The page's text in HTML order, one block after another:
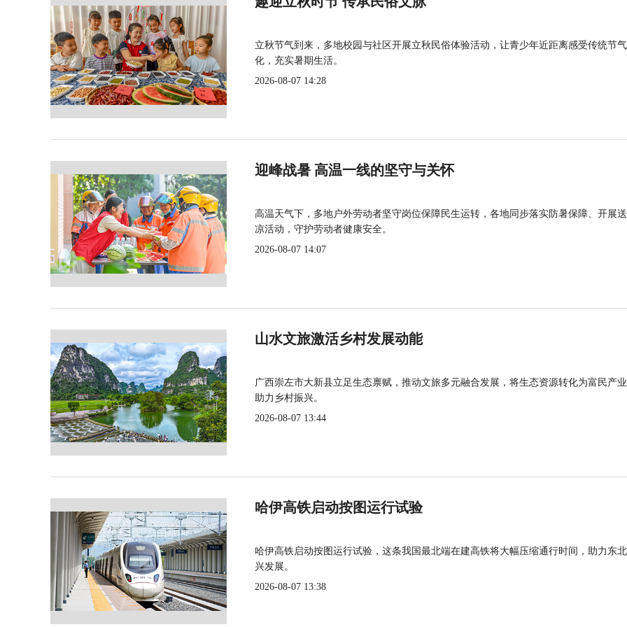
立秋节气到来，多地校园与社区开展立秋民俗体验活动，让青少年近距离感受传统节
化，充实暑期生活。
2026-08-07 14:28
迎峰战暑 高温一线的坚守与关怀
高温天气下，多地户外劳动者坚守岗位保障民生运转，各地同步落实防暑保障、开展
凉活动，守护劳动者健康安全。
2026-08-07 14:07
山水文旅激活乡村发展动能
广西崇左市大新县立足生态禀赋，推动文旅多元融合发展，将生态资源转化为富民产
助力乡村振兴。
2026-08-07 13:44
哈伊高铁启动按图运行试验
哈伊高铁启动按图运行试验，这条我国最北端在建高铁将大幅压缩通行时间，助力东
兴发展。
2026-08-07 13:38